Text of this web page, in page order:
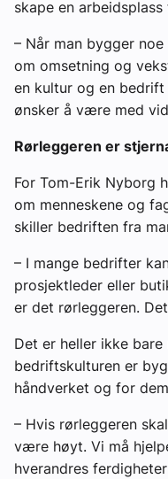
skape en
– Når man bygger
om omsetning og
en kultur og en
ønsker å være med
Rørleggeren er
For Tom-Erik Nyborg
om menneskene og
skiller bedriften fra
– I mange bedrifter
prosjektleder eller
er det rørleggeren.
Det er heller ikke bare
bedriftskulturen er
håndverket og for
– Hvis rørleggeren
være høyt. Vi må
hverandres